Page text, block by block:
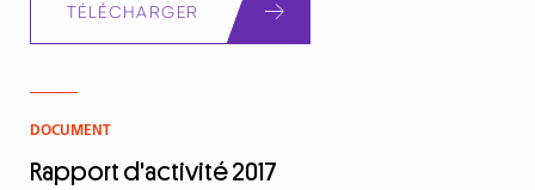
TÉLÉCHARGER
DOCUMENT
Rapport d'activité 2017